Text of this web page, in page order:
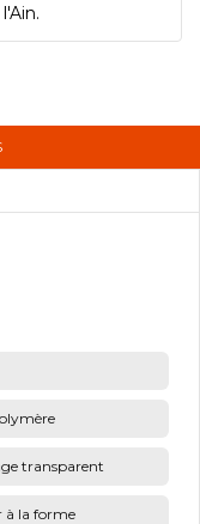
transparent
à la forme